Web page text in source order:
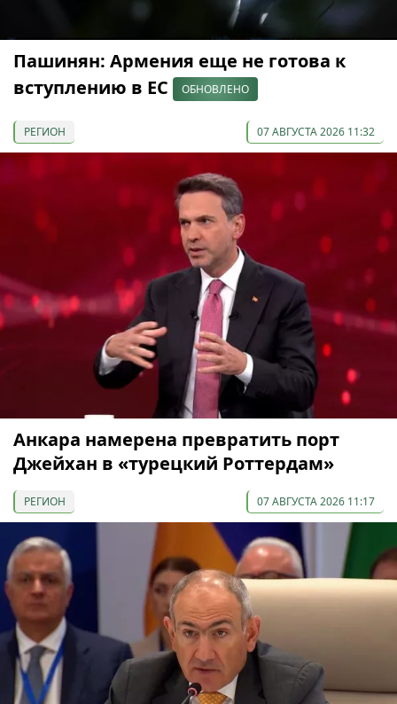
Пашинян: Армения еще не готова к
вступлению в ЕС
ОБНОВЛЕНО
РЕГИОН 07 АВГУСТА 2026 11:32
Анкара намерена превратить порт
Джейхан в «турецкий Роттердам»
РЕГИОН 07 АВГУСТА 2026 11:17